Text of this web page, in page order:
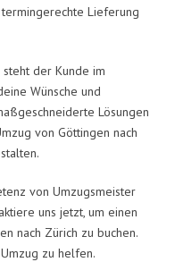
Lieferung
der Kunde im
Wünsche und
Lösungen
von Göttingen nach
von Umzugsmeister
uns jetzt, um einen
nach Zürich zu buchen.
zu helfen.